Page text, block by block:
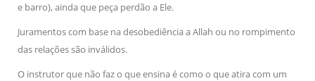
e barro), ainda que peça perdão a Ele.
Juramentos com base na desobediência a Allah ou no rompimento
das relações são inválidos.
O instrutor que não faz o que ensina é como o que atira com um